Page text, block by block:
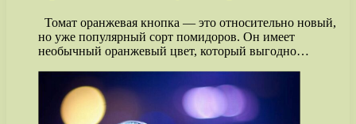
Томат оранжевая кнопка — это относительно новый,
но уже популярный сорт помидоров. Он имеет
необычный оранжевый цвет, который выгодно…